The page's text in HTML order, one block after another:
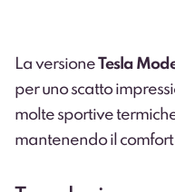
La versioneTesla
per uno scatto
molte sportive
mantenendo il comfort